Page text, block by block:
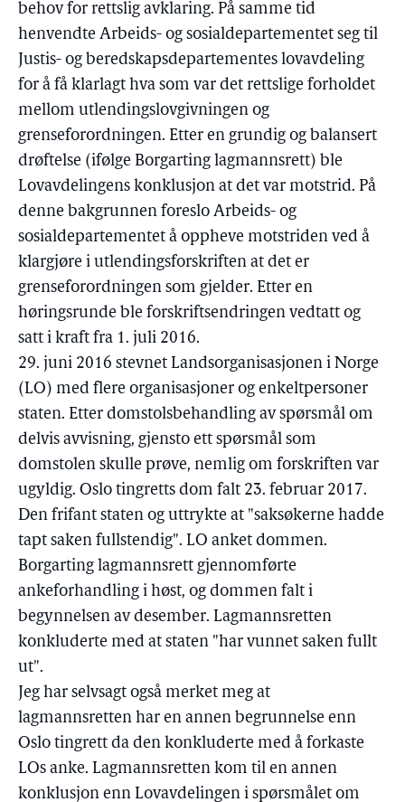
behov for rettslig avklaring. På samme tid
henvendte Arbeids- og sosialdepartementet seg til
Justis- og beredskapsdepartementes lovavdeling
for å få klarlagt hva som var det rettslige forholdet
mellom utlendingslovgivningen og
grenseforordningen. Etter en grundig og balansert
drøftelse (ifølge Borgarting lagmannsrett) ble
Lovavdelingens konklusjon at det var motstrid. På
denne bakgrunnen foreslo Arbeids- og
sosialdepartementet å oppheve motstriden ved å
klargjøre i utlendingsforskriften at det er
grenseforordningen som gjelder. Etter en
høringsrunde ble forskriftsendringen vedtatt og
satt i kraft fra 1. juli 2016.
29. juni 2016 stevnet Landsorganisasjonen i Norge
(LO) med flere organisasjoner og enkeltpersoner
staten. Etter domstolsbehandling av spørsmål om
delvis avvisning, gjensto ett spørsmål som
domstolen skulle prøve, nemlig om forskriften var
ugyldig. Oslo tingretts dom falt 23. februar 2017.
Den frifant staten og uttrykte at "saksøkerne hadde
tapt saken fullstendig". LO anket dommen.
Borgarting lagmannsrett gjennomførte
ankeforhandling i høst, og dommen falt i
begynnelsen av desember. Lagmannsretten
konkluderte med at staten "har vunnet saken fullt
ut".
Jeg har selvsagt også merket meg at
lagmannsretten har en annen begrunnelse enn
Oslo tingrett da den konkluderte med å forkaste
LOs anke. Lagmannsretten kom til en annen
konklusjon enn Lovavdelingen i spørsmålet om